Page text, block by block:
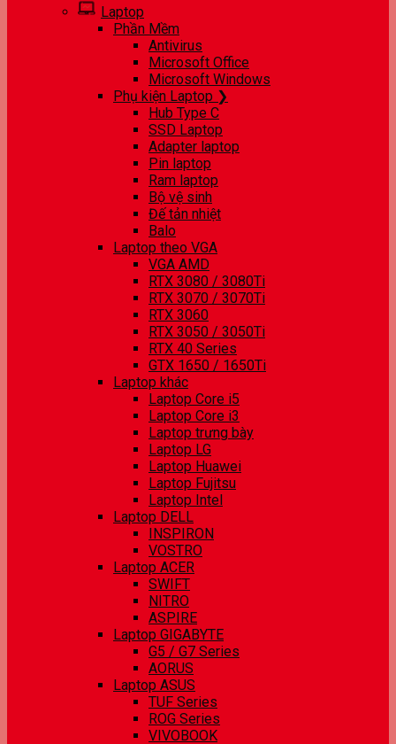
Laptop
Phần Mềm
Antivirus
Microsoft Office
Microsoft Windows
Phụ kiện Laptop ❯
Hub Type C
SSD Laptop
Adapter laptop
Pin laptop
Ram laptop
Bộ vệ sinh
Đế tản nhiệt
Balo
Laptop theo VGA
VGA AMD
RTX 3080 / 3080Ti
RTX 3070 / 3070Ti
RTX 3060
RTX 3050 / 3050Ti
RTX 40 Series
GTX 1650 / 1650Ti
Laptop khác
Laptop Core i5
Laptop Core i3
Laptop trưng bày
Laptop LG
Laptop Huawei
Laptop Fujitsu
Laptop Intel
Laptop DELL
INSPIRON
VOSTRO
Laptop ACER
SWIFT
NITRO
ASPIRE
Laptop GIGABYTE
G5 / G7 Series
AORUS
Laptop ASUS
TUF Series
ROG Series
VIVOBOOK